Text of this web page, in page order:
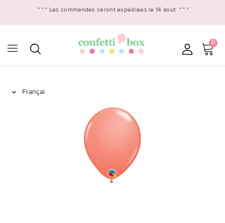
* * * Les commandes seront expédiées le 14 août * * *
0
